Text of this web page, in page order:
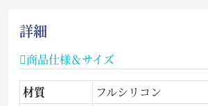
詳細
商品仕様＆サイズ
材質
フルシリコン